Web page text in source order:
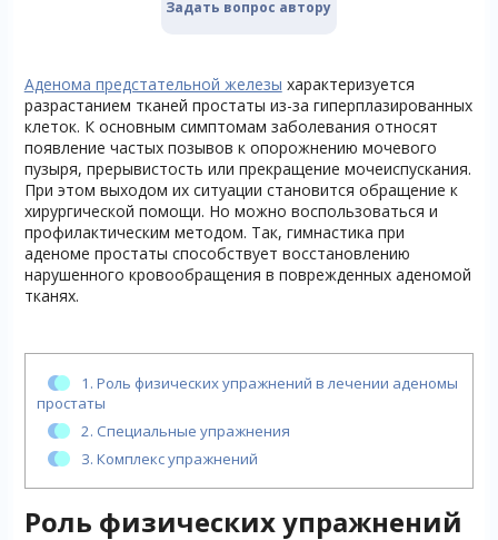
Задать вопрос автору
Аденома предстательной железы характеризуется
разрастанием тканей простаты из-за гиперплазированных
клеток. К основным симптомам заболевания относят
появление частых позывов к опорожнению мочевого
пузыря, прерывистость или прекращение мочеиспускания.
При этом выходом их ситуации становится обращение к
хирургической помощи. Но можно воспользоваться и
профилактическим методом. Так, гимнастика при
аденоме простаты способствует восстановлению
нарушенного кровообращения в поврежденных аденомой
тканях.
1. Роль физических упражнений в лечении аденомы
простаты
2. Специальные упражнения
3. Комплекс упражнений
Роль физических упражнений